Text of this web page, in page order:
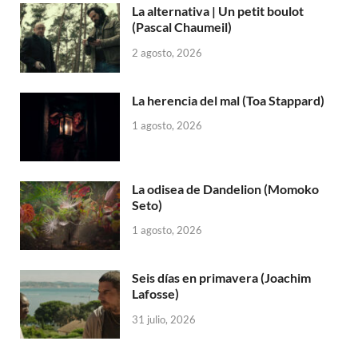
La alternativa | Un petit boulot
(Pascal Chaumeil)
2 agosto, 2026
La herencia del mal (Toa Stappard)
1 agosto, 2026
La odisea de Dandelion (Momoko
Seto)
1 agosto, 2026
Seis días en primavera (Joachim
Lafosse)
31 julio, 2026